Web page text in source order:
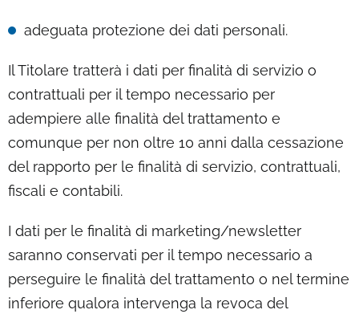
adeguata protezione dei dati personali.
Il Titolare tratterà i dati per finalità di servizio o
contrattuali per il tempo necessario per
adempiere alle finalità del trattamento e
comunque per non oltre 10 anni dalla cessazione
del rapporto per le finalità di servizio, contrattuali,
fiscali e contabili.
I dati per le finalità di marketing/newsletter
saranno conservati per il tempo necessario a
perseguire le finalità del trattamento o nel termine
inferiore qualora intervenga la revoca del